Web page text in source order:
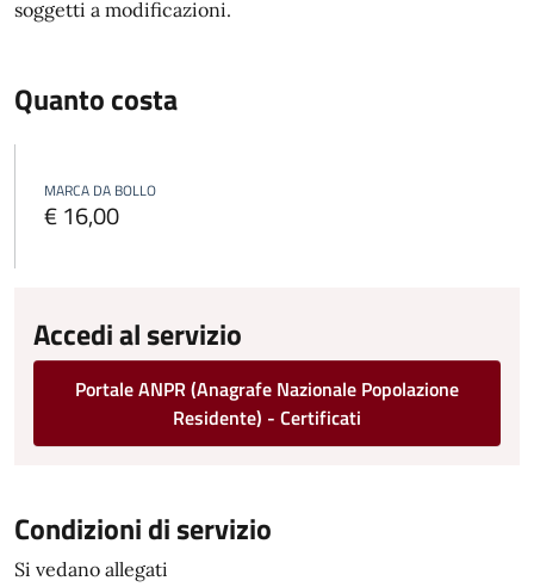
soggetti a modificazioni.
Quanto costa
MARCA DA BOLLO
€ 16,00
Accedi al servizio
Portale ANPR (Anagrafe Nazionale Popolazione
Residente) - Certificati
Condizioni di servizio
Si vedano allegati